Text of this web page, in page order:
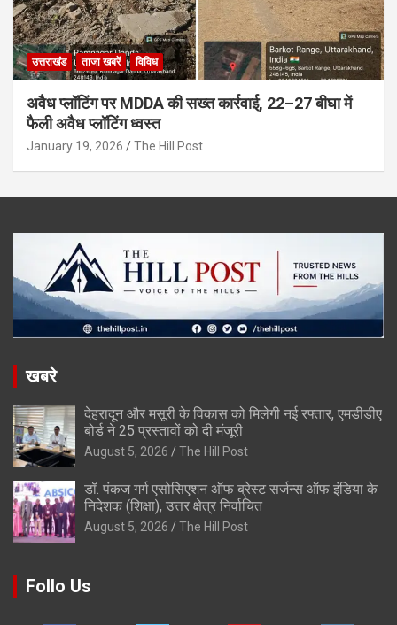
उत्तराखंड ताजा खबरें विविध
अवैध प्लॉटिंग पर MDDA की सख्त कार्रवाई, 22–27 बीघा में
फैली अवैध प्लॉटिंग ध्वस्त
January 19, 2026 The Hill Post
खबरे
देहरादून और मसूरी के विकास को मिलेगी नई रफ्तार, एमडीडीए
बोर्ड ने 25 प्रस्तावों को दी मंजूरी
August 5, 2026 The Hill Post
डॉ. पंकज गर्ग एसोसिएशन ऑफ ब्रेस्ट सर्जन्स ऑफ इंडिया के
निदेशक (शिक्षा), उत्तर क्षेत्र निर्वाचित
August 5, 2026 The Hill Post
Follo Us